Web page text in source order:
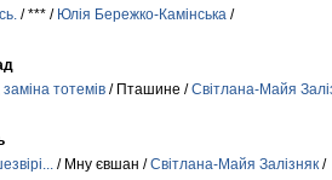
/ *** / Юлiя Берeжко-Камiнська /
тотемів / Пташине /Свiтлана-Майя
/ Мну євшан /Свiтлана-Майя Залiзняк /